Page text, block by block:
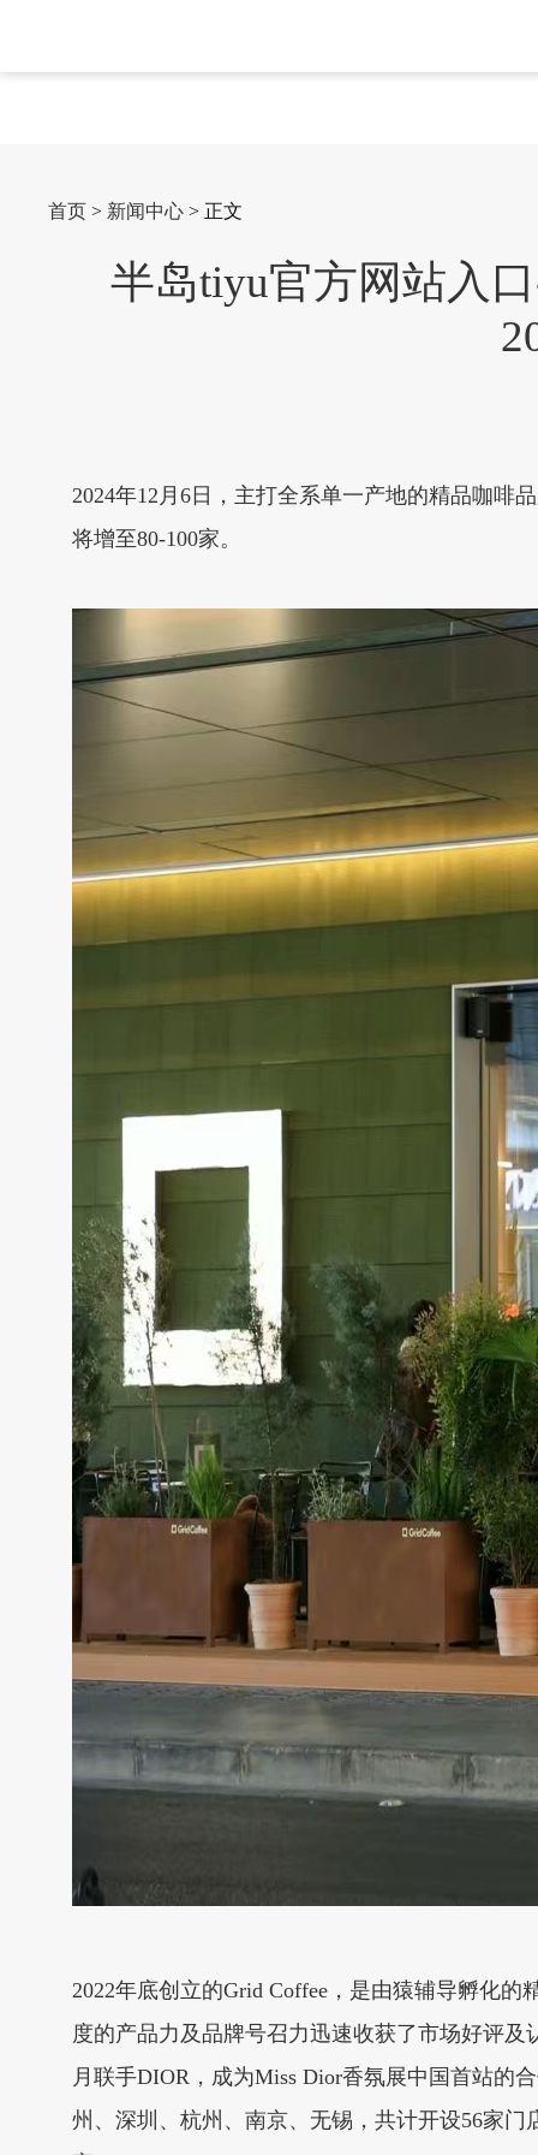
首页 > 新闻中心 > 正文
半岛tiyu官方网站入
2024年12月6日，主打全系单一产地的精品咖啡
将增至80-100家。
2022年底创立的Grid Coffee，是由猿辅导孵化
度的产品力及品牌号召力迅速收获了市场好评及
月联手DIOR，成为Miss Dior香氛展中国首站的
州、深圳、杭州、南京、无锡，共计开设56家